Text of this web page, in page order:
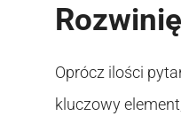
Oprócz ilości
kluczowy